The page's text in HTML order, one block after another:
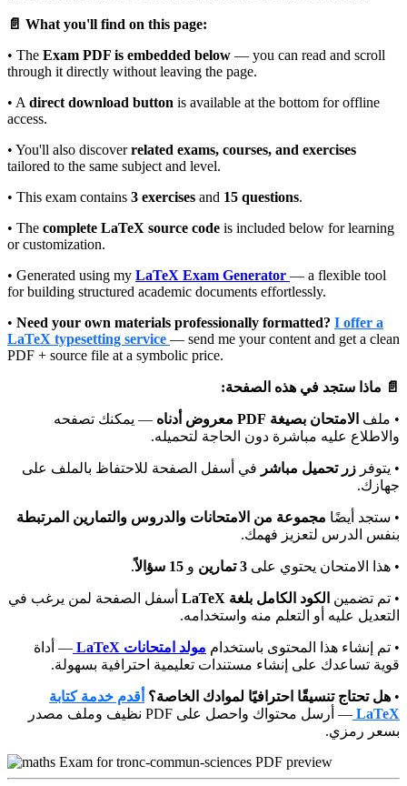
📄 What you'll find on this page:
• The Exam PDF is embedded below — you can read and scroll
through it directly without leaving the page.
• A direct download button is available at the bottom for offline
access.
• You'll also discoverrelated exams, courses, and exercises
tailored to the same subject and level.
• This exam contains 3 exercises and 15 questions.
• The complete LaTeX source code is included below for learning
or customization.
• Generated using my LaTeX Exam Generator — a flexible tool
for building structured academic documents effortlessly.
• Need your own materials professionally formatted? I offer a
LaTeX typesetting service — send me your content and get a clean
PDF + source file at a symbolic price.
📄 ماذا ستجد في هذه الصفحة:
• ملف الامتحان بصيغة PDF معروض أدناه
— يمكنك تصفحه
والاطلاع عليه مباشرة دون الحاجة لتحميله.
• يتوفر زر تحميل مباشر في أسفل الصفحة للاحتفاظ بالملف على
جهازك.
• ستجد أيضًا مجموعة من الامتحانات والدروس والتمارين المرتبطة
بنفس الدرس لتعزيز فهمك.
• هذا الامتحان يحتوي على 3 تمارين و 15 سؤالاً .
• تم تضمين الكود الكامل بلغة LaTeX
أسفل الصفحة لمن يرغب في
التعديل عليه أو التعلم منه واستخدامه.
• تم إنشاء هذا المحتوى باستخدام مولد امتحانات LaTeX
— أداة
قوية تساعدك على إنشاء مستندات تعليمية احترافية بسهولة.
• هل تحتاج تنسيقًا احترافيًا لموادك الخاصة؟ أقدم خدمة كتابة
LaTeX
— أرسل محتواك واحصل على PDF نظيف وملف مصدر
بسعر رمزي.